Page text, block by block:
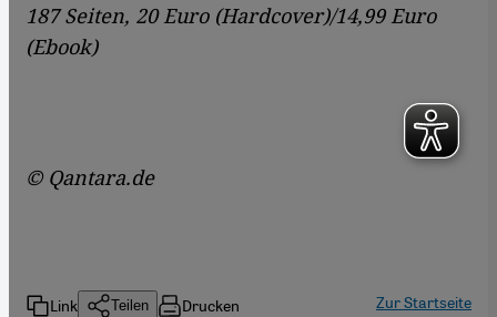
187 Seiten, 20 Euro (Hardcover)/14,99 Euro
(Ebook)
© Qantara.de
Link Teilen Drucken Zur Startseite